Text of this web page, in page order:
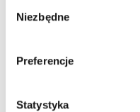
zgody
Niezbędne
Preferencje
Statystyka